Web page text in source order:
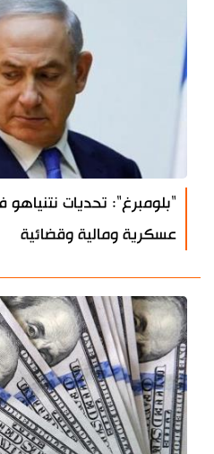
عسكرية ومالية وقضائية